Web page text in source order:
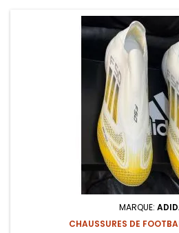
MARQUE:
CHAUSSURES DE